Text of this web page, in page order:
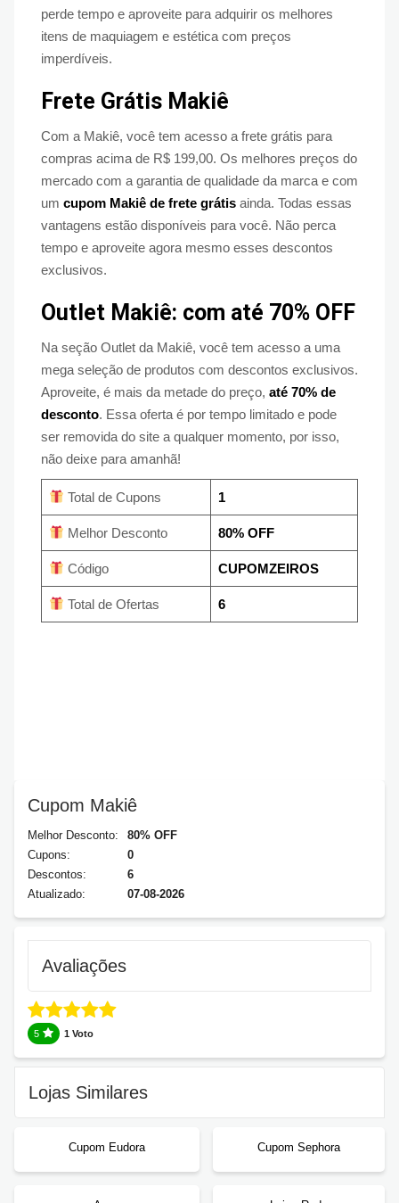
perde tempo e aproveite para adquirir os melhores
itens de maquiagem e estética com preços
imperdíveis.
Frete Grátis Makiê
Com a Makiê, você tem acesso a frete grátis para
compras acima de R$ 199,00. Os melhores preços do
mercado com a garantia de qualidade da marca e com
um cupom Makiê de frete grátis ainda. Todas essas
vantagens estão disponíveis para você. Não perca
tempo e aproveite agora mesmo esses descontos
exclusivos.
Outlet Makiê: com até 70% OFF
Na seção Outlet da Makiê, você tem acesso a uma
mega seleção de produtos com descontos exclusivos.
Aproveite, é mais da metade do preço, até 70% de
desconto. Essa oferta é por tempo limitado e pode
ser removida do site a qualquer momento, por isso,
não deixe para amanhã!
Total de Cupons 1
Melhor Desconto 80% OFF
Código CUPOMZEIROS
Total de Ofertas 6
Cupom Makiê
Melhor Desconto:
80% OFF
Cupons:
0
Descontos:
6
Atualizado:
07-08-2026
Avaliações
5 1 Voto
Lojas Similares
Cupom Eudora Cupom Sephora